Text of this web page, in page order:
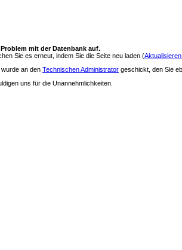
mit der Datenbank auf.
Sie es erneut, indem Sie die Seite neu laden (
wurde an den Technischen Administrator geschickt, den Sie
uns für die Unannehmlichkeiten.